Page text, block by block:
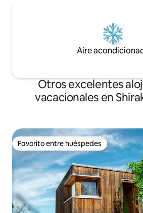
Aire
Otros excelentes
vacacionales en
Favorito entre huéspedes
Favorito entre huéspedes